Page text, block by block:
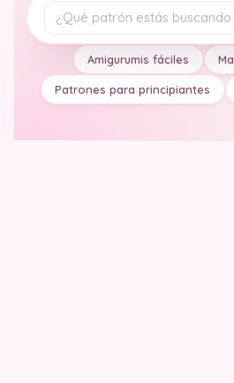
Tu pregunta
Amigurumis fáciles
Patrones para principiantes